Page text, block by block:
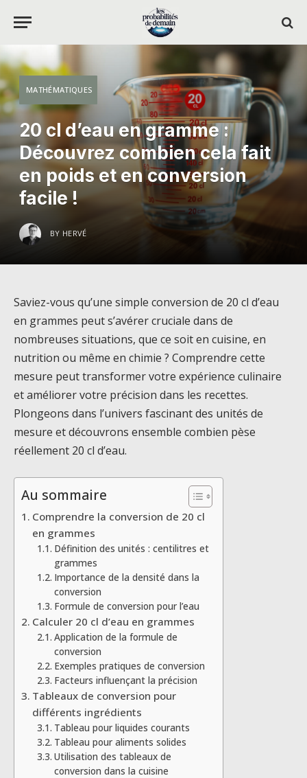
MATHÉMATIQUES
20 cl d’eau en gramme :
Découvrez combien cela fait
en poids et en conversion
facile !
BY HERVÉ
Saviez-vous qu’une simple conversion de 20 cl d’eau
en grammes peut s’avérer cruciale dans de
nombreuses situations, que ce soit en cuisine, en
nutrition ou même en chimie ? Comprendre cette
mesure peut transformer votre expérience culinaire
et améliorer votre précision dans les recettes.
Plongeons dans l’univers fascinant des unités de
mesure et découvrons ensemble combien pèse
réellement 20 cl d’eau.
Au sommaire
Comprendre la conversion de 20 cl
en grammes
Définition des unités : centilitres et
grammes
Importance de la densité dans la
conversion
Formule de conversion pour l’eau
Calculer 20 cl d’eau en grammes
Application de la formule de
conversion
Exemples pratiques de conversion
Facteurs influençant la précision
Tableaux de conversion pour
différents ingrédients
Tableau pour liquides courants
Tableau pour aliments solides
Utilisation des tableaux de
conversion dans la cuisine